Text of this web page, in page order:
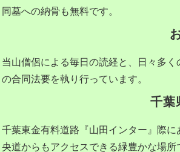
同墓への納骨も無料です。
当山僧侶による毎日の読経と、日々多
の合同法要を執り行っています。
千葉
千葉東金有料道路『山田インター』際
央道からもアクセスできる緑豊かな場所